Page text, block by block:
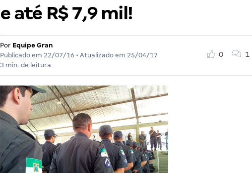
e até R$ 7,9 mil!
Por Equipe Gran
Publicado em 22/07/16 • Atualizado em 25/04/17
3 min. de leitura
0 1